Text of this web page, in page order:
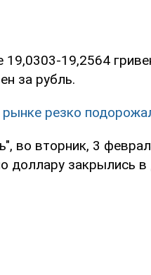
19,0303-19,2564
за рубль.
резко
во вторник, 3
доллару закрылись